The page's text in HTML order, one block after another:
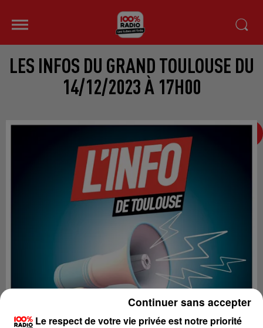
LES INFOS DU GRAND TOULOUSE DU
14/12/2023 À 17H00
Le respect de votre vie privée est notre priorité
Continuer sans accepter